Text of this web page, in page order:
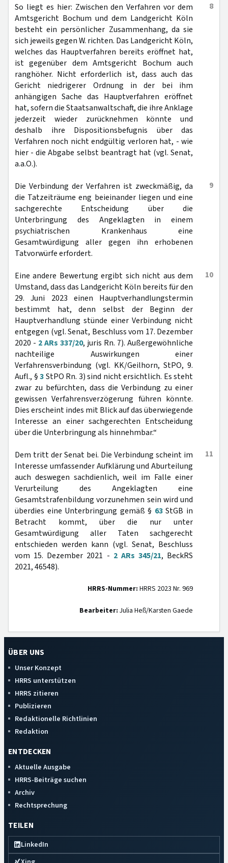
8
So liegt es hier: Zwischen den Verfahren vor dem
Amtsgericht Bochum und dem Landgericht Köln
besteht ein persönlicher Zusammenhang, da sie
sich jeweils gegen W. richten. Das Landgericht Köln,
welches das Hauptverfahren bereits eröffnet hat,
ist gegenüber dem Amtsgericht Bochum auch
ranghöher. Nicht erforderlich ist, dass auch das
Gericht niedrigerer Ordnung in der bei ihm
anhängigen Sache das Hauptverfahren eröffnet
hat, sofern die Staatsanwaltschaft, die ihre Anklage
jederzeit wieder zurücknehmen könnte und
deshalb ihre Dispositionsbefugnis über das
Verfahren noch nicht endgültig verloren hat, - wie
hier - die Abgabe selbst beantragt hat (vgl. Senat,
a.a.O.).
9
Die Verbindung der Verfahren ist zweckmäßig, da
die Tatzeiträume eng beieinander liegen und eine
sachgerechte Entscheidung über die
Unterbringung des Angeklagten in einem
psychiatrischen Krankenhaus eine
Gesamtwürdigung aller gegen ihn erhobenen
Tatvorwürfe erfordert.
10
Eine andere Bewertung ergibt sich nicht aus dem
Umstand, dass das Landgericht Köln bereits für den
29. Juni 2023 einen Hauptverhandlungstermin
bestimmt hat, denn selbst der Beginn der
Hauptverhandlung stünde einer Verbindung nicht
entgegen (vgl. Senat, Beschluss vom 17. Dezember
2020 - 2 ARs 337/20, juris Rn. 7). Außergewöhnliche
nachteilige Auswirkungen einer
Verfahrensverbindung (vgl. KK/Geilhorn, StPO, 9.
Aufl., §3StPO Rn. 3) sind nicht ersichtlich. Es steht
zwar zu befürchten, dass die Verbindung zu einer
gewissen Verfahrensverzögerung führen könnte.
Dies erscheint indes mit Blick auf das überwiegende
Interesse an einer sachgerechten Entscheidung
über die Unterbringung als hinnehmbar.“
11
Dem tritt der Senat bei. Die Verbindung scheint im
Interesse umfassender Aufklärung und Aburteilung
auch deswegen sachdienlich, weil im Falle einer
Verurteilung des Angeklagten eine
Gesamtstrafenbildung vorzunehmen sein wird und
überdies eine Unterbringung gemäß § 63StGB in
Betracht kommt, über die nur unter
Gesamtwürdigung aller Taten sachgerecht
entschieden werden kann (vgl. Senat, Beschluss
vom 15. Dezember 2021 - 2 ARs 345/21, BeckRS
2021, 46548).
HRRS-Nummer: HRRS 2023 Nr. 969
Bearbeiter: Julia Heß/Karsten Gaede
ÜBER UNS
Unser Konzept
HRRS unterstützen
HRRS zitieren
Publizieren
Redaktionelle Richtlinien
Redaktion
ENTDECKEN
Aktuelle Ausgabe
HRRS-Beiträge suchen
Archiv
Rechtsprechung
TEILEN
LinkedIn